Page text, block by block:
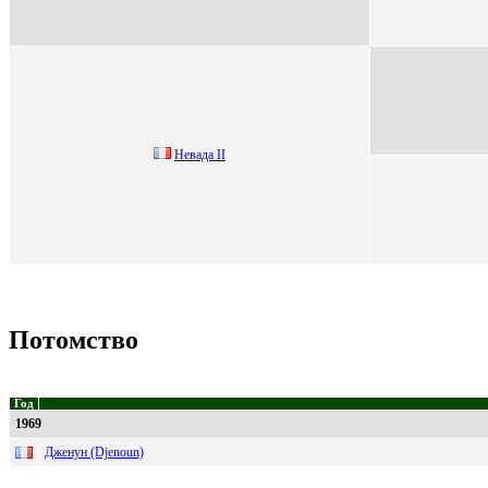
Невaдa II
Потомство
Год
1969
Дженун (Djenoun)